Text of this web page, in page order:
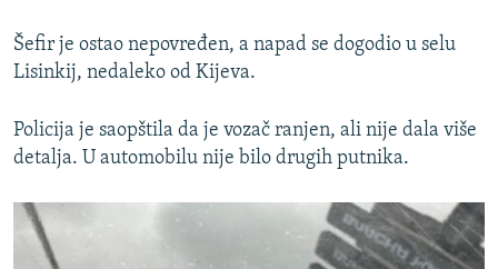
Šefir je ostao nepovređen, a napad se dogodio u selu
Lisinkij, nedaleko od Kijeva.
Policija je saopštila da je vozač ranjen, ali nije dala više
detalja. U automobilu nije bilo drugih putnika.